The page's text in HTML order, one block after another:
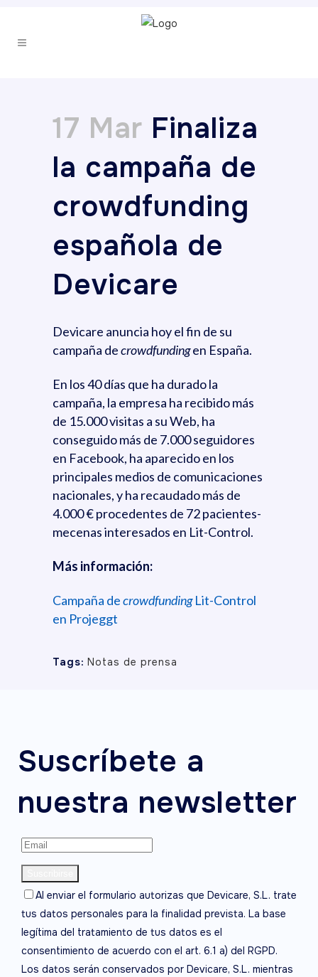
17 Mar Finaliza
la campaña de
crowdfunding
española de
Devicare
Devicare anuncia hoy el fin de su
campaña decrowdfundingen España.
En los 40 días que ha durado la
campaña, la empresa ha recibido más
de 15.000 visitas a su Web, ha
conseguido más de 7.000 seguidores
en Facebook, ha aparecido en los
principales medios de comunicaciones
nacionales, y ha recaudado más de
4.000 € procedentes de 72 pacientes-
mecenas interesados en Lit-Control.
Más información:
Campaña decrowdfundingLit-Control
en Projeggt
Tags: Notas de prensa
Suscríbete a
nuestra newsletter
Al enviar el formulario autorizas que Devicare, S.L. trate
tus datos personales para la finalidad prevista. La base
legítima del tratamiento de tus datos es el
consentimiento de acuerdo con el art. 6.1 a) del RGPD.
Los datos serán conservados por Devicare, S.L. mientras